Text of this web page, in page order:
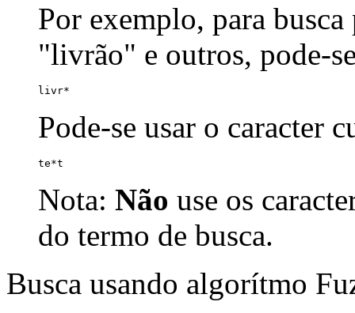
Por exemplo, para
"livrão" e outros, pode-
livr*
Pode-se usar o caracter
te*t
Nota: Não use os
do termo de busca.
Busca usando algorítmo